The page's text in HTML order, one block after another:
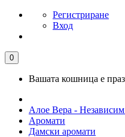
Регистриране
Вход
0
Вашата кошница е
Алое Вера -
Аромати
Дамски аромати